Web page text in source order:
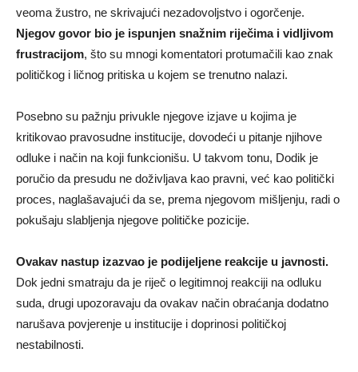
veoma žustro, ne skrivajući nezadovoljstvo i ogorčenje.
Njegov govor bio je ispunjen snažnim riječima i vidljivom
frustracijom, što su mnogi komentatori protumačili kao znak
političkog i ličnog pritiska u kojem se trenutno nalazi.
Posebno su pažnju privukle njegove izjave u kojima je
kritikovao pravosudne institucije, dovodeći u pitanje njihove
odluke i način na koji funkcionišu. U takvom tonu, Dodik je
poručio da presudu ne doživljava kao pravni, već kao politički
proces, naglašavajući da se, prema njegovom mišljenju, radi o
pokušaju slabljenja njegove političke pozicije.
Ovakav nastup izazvao je podijeljene reakcije u javnosti.
Dok jedni smatraju da je riječ o legitimnoj reakciji na odluku
suda, drugi upozoravaju da ovakav način obraćanja dodatno
narušava povjerenje u institucije i doprinosi političkoj
nestabilnosti.